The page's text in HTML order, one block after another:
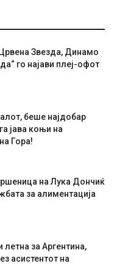
Звезда, Динамо
го најави плеј-офот
беше најдобар
јава коњи на
Гора!
на Лука Дончиќ
за алиментација
летна за Аргентина,
асистентот на